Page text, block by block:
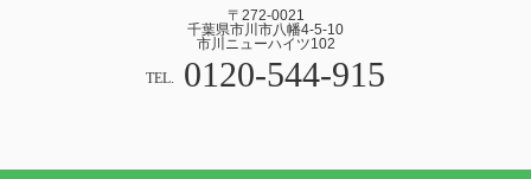
〒272-0021
千葉県市川市八幡4-5-10
市川ニューハイツ102
TEL. 0120-544-915